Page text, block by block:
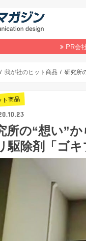
PR会
我が社のヒット商品 研究所
ト商品
所の“想い”
駆除剤「ゴキ